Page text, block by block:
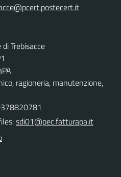
Trebisacce
ragioneria, manutenzione,
sdi01@pec.fatturapa.it